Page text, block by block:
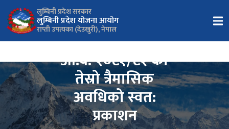
लुम्बिनी प्रदेश सरकार
लुम्बिनी प्रदेश योजना आयोग
राप्ती उपत्यका (देउखुरी), नेपाल
आ.व. २०८१/८२ को
तेस्रो त्रैमासिक
अवधिको स्वत:
प्रकाशन